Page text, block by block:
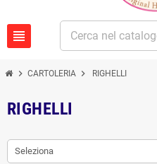
view_headline
chevron_right CARTOLERIA chevron_right RIGHELLI
RIGHELLI
Seleziona